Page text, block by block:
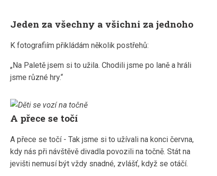
Jeden za všechny a všichni za jednoho
K fotografiím přikládám několik postřehů:
„Na Paletě jsem si to užila. Chodili jsme po laně a hráli
jsme různé hry.“
A přece se točí
A přece se točí - Tak jsme si to užívali na konci června,
kdy nás při návštěvě divadla povozili na točně. Stát na
jevišti nemusí být vždy snadné, zvlášť, když se otáčí.